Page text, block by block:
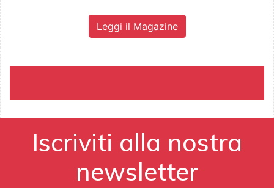
Leggi il Magazine
Iscriviti alla nostra
newsletter